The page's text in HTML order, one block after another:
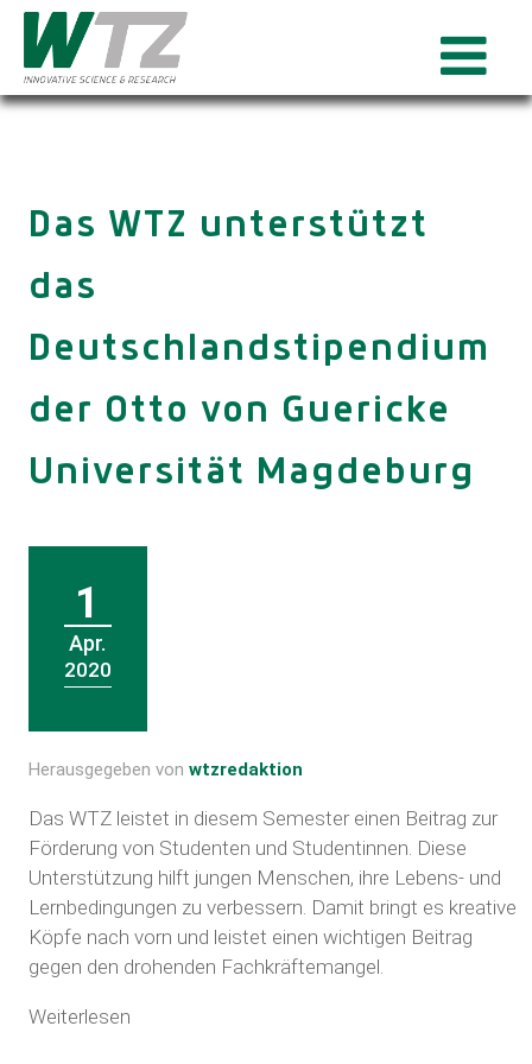
Das WTZ unterstützt
das
Deutschlandstipendium
der Otto von Guericke
Universität Magdeburg
1
Apr.
2020
Herausgegeben von wtzredaktion
Das WTZ leistet in diesem Semester einen Beitrag zur
Förderung von Studenten und Studentinnen. Diese
Unterstützung hilft jungen Menschen, ihre Lebens- und
Lernbedingungen zu verbessern. Damit bringt es kreative
Köpfe nach vorn und leistet einen wichtigen Beitrag
gegen den drohenden Fachkräftemangel.
Weiterlesen